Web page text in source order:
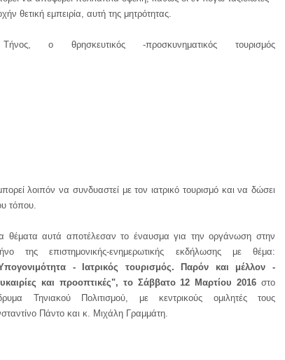
θετική εμπειρία, αυτή της μητρότητας.
θρησκευτικός -προσκυνηματικός τουρισμός
λοιπόν να συνδυαστεί με τον ιατρικό τουρισμό και να δώσει
τόπου.
θέματα αυτά αποτέλεσαν το έναυσμα για την οργάνωση στην
της επιστημονικής-ενημερωτικής εκδήλωσης με θέμα:
- Ιατρικός τουρισμός. Παρόν και μέλλον -
και προοπτικές", το Σάββατο 12 Μαρτίου 2016 στο
Τηνιακού Πολιτισμού, με κεντρικούς ομιλητές τους
Πάντο και κ. Μιχάλη Γραμμάτη.